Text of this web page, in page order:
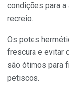
condições para a
recreio.
Os potes
frescura e evitar
são ótimos para
petiscos.